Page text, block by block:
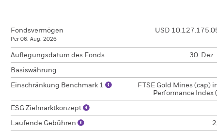
Fondsvermögen
Per 06. Aug. 2026
USD
Auflegungsdatum des Fonds 30.
Basiswährung
Einschränkung Benchmark 1
FTSE Gold Mines (cap)
Performance Index
ESG Zielmarktkonzept
Laufende Gebühren